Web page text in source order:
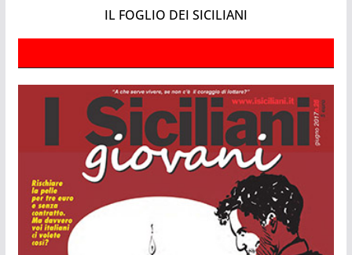
IL FOGLIO DEI SICILIANI